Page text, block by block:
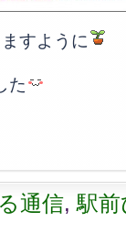
すように
た
通信,駅